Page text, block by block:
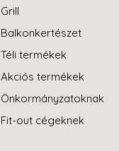
Grill
Balkonkertészet
Téli termékek
Akciós termékek
Önkormányzatoknak
Fit-out cégeknek